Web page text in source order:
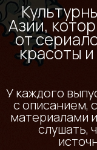
Азии,
от
красоты
У каждого
с описанием,
материалами
слушать,